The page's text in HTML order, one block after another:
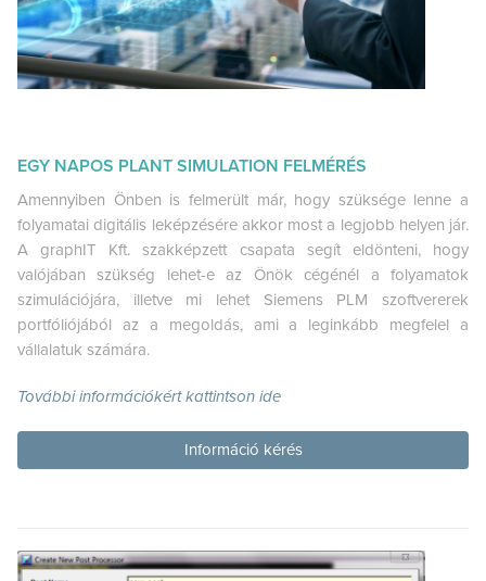
EGY NAPOS PLANT SIMULATION FELMÉRÉS
Amennyiben Önben is felmerült már, hogy szüksége lenne a
folyamatai digitális leképzésére akkor most a legjobb helyen jár.
A graphIT Kft. szakképzett csapata segít eldönteni, hogy
valójában szükség lehet-e az Önök cégénél a folyamatok
szimulációjára, illetve mi lehet Siemens PLM szoftvererek
portfóliójából az a megoldás, ami a leginkább megfelel a
vállalatuk számára.
További információkért kattintson ide
Információ kérés